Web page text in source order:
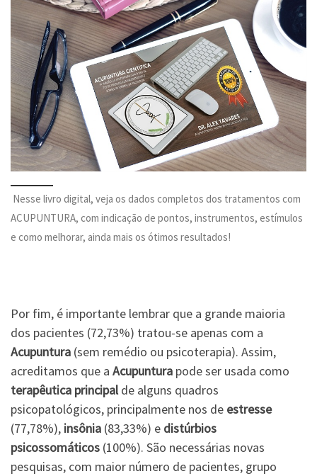
Nesse livro digital, veja os dados completos dos tratamentos com
ACUPUNTURA, com indicação de pontos, instrumentos, estímulos
e como melhorar, ainda mais os ótimos resultados!
Por fim, é importante lembrar que a grande maioria
dos pacientes (72,73%) tratou-se apenas com a
Acupuntura (sem remédio ou psicoterapia). Assim,
acreditamos que a Acupuntura pode ser usada como
terapêutica principalde alguns quadros
psicopatológicos, principalmente nos de estresse
(77,78%), insônia (83,33%) e distúrbios
psicossomáticos (100%). São necessárias novas
pesquisas, com maior número de pacientes, grupo